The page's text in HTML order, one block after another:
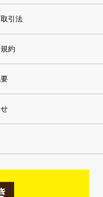
引法
約